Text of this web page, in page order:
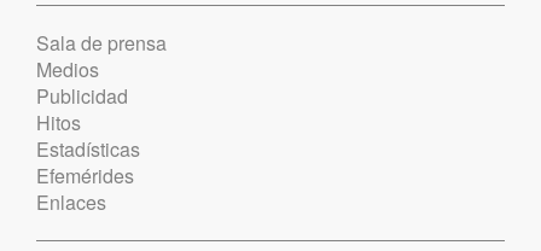
Sala de prensa
Medios
Publicidad
Hitos
Estadísticas
Efemérides
Enlaces